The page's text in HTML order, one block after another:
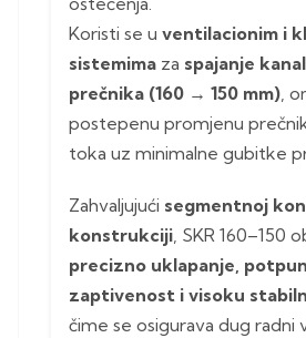
Koristi se u ventilacionim i
sistemima za spajanje
prečnika (160 → 150 mm),
postepenu promjenu
toka uz minimalne gubitke
Zahvaljujući segmentnoj
konstrukciji, SKR 160–150
precizno uklapanje,
zaptivenost i visoku
čime se osigurava dug radni